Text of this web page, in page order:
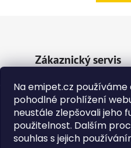
Na emipet.cz
pohodlné prohlížení
neustále zlepšovali jeho
použitelnost. Dalším
souhlas s jejich
Zákaznický servis
Doprava a platba
Kontakty
Obchodní podmínky
Ochrana osobních